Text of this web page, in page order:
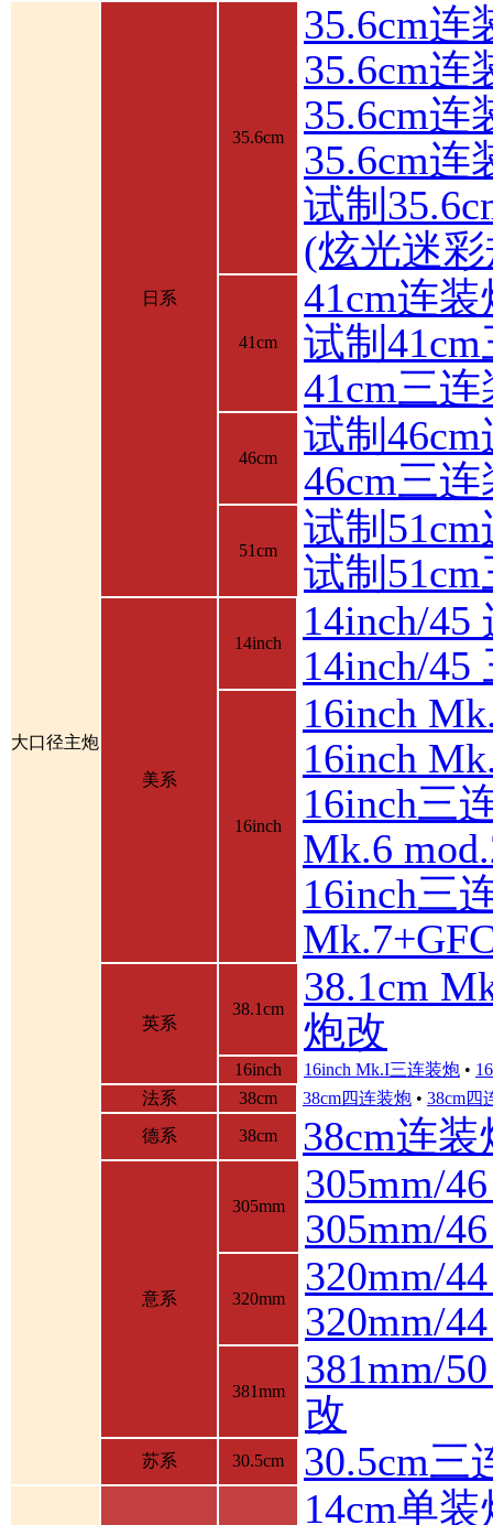
大口径主炮
日系
35.6cm
35.6cm连
35.6cm连
35.6cm连
35.6cm连
试制
(炫光迷
41cm
41cm连装
试制
41cm三
46cm
试制
46cm三
51cm
试制
试制
美系
14inch
14inch/45
14inch/45
16inch
16inch
16inch
16inch三
Mk.6
16inch三
英系
38.1cm
38.1cm
炮改
16inch 16inch Mk.I三连装炮 •
法系
38cm 38cm四连装炮 • 38cm四
德系
38cm 38cm连装
意系
305mm
305mm/
305mm/
320mm
320mm/
320mm/
381mm
381mm/
改
苏系 30.5cm 30.5cm三
14cm单装